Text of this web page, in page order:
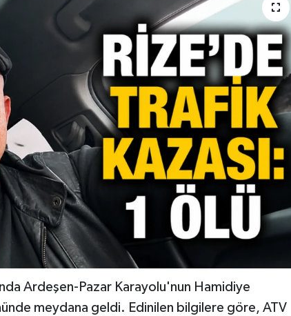
Ardeşen-Pazar Karayolu'nun Hamidiye
meydana geldi. Edinilen bilgilere göre, ATV